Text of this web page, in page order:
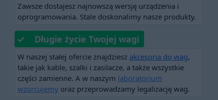
Zawsze dostajesz najnowszą wersję urządzenia i
oprogramowania. Stale doskonalimy nasze produkty.
✓ Długie życie Twojej wagi
W naszej stałej ofercie znajdziesz akcesoria do wag,
takie jak kable, szalki i zasilacze, a także wszystkie
części zamienne. A w naszym laboratorium
wzorcujemy oraz przeprowadzamy legalizację wag.